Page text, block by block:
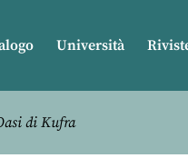
Università
di Kufra